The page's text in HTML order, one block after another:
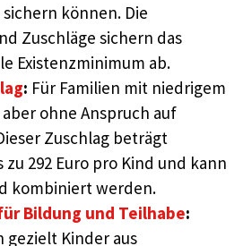
können. Die
Zuschläge sichern das
Existenzminimum ab.
: Für Familien mit niedrigem
ohne Anspruch auf
Zuschlag beträgt
292 Euro pro Kind und kann
kombiniert werden.
Bildung und Teilhabe:
gezielt Kinder aus